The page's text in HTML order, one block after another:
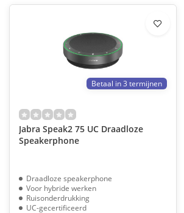
Betaal in 3 termijnen
Jabra Speak2 75 UC Draadloze
Speakerphone
Draadloze speakerphone
Voor hybride werken
Ruisonderdrukking
UC-gecertificeerd